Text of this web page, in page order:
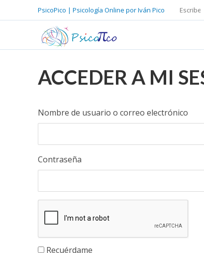
PsicoPico | Psicología Online por Iván Pico
ACCEDER A MI
Nombre de usuario o correo electrónico
Contraseña
Recuérdame